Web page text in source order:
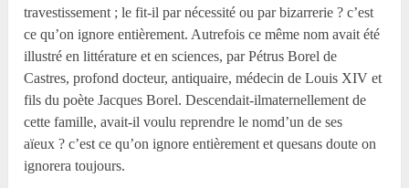
travestissement ; le fit-il par nécessité ou par bizarrerie ? c’est
ce qu’on ignore entièrement. Autrefois ce même nom avait été
illustré en littérature et en sciences, par Pétrus Borel de
Castres, profond docteur, antiquaire, médecin de Louis XIV et
fils du poète Jacques Borel. Descendait-ilmaternellement de
cette famille, avait-il voulu reprendre le nomd’un de ses
aïeux ? c’est ce qu’on ignore entièrement et quesans doute on
ignorera toujours.